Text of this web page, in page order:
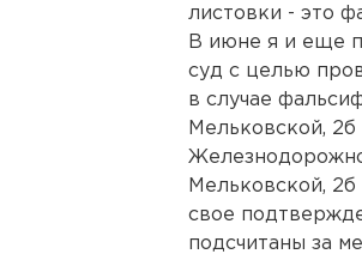
листовки - это
В июне я и еще
суд с целью
в случае
Мельковской,
Мельковской,
свое
подсчитаны за